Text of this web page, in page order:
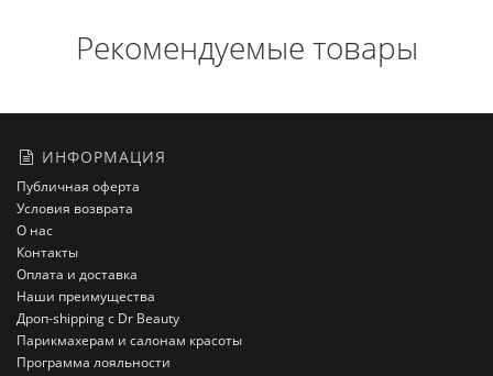
Рекомендуемые товары
ИНФОРМАЦИЯ
Публичная оферта
Условия возврата
О нас
Контакты
Оплата и доставка
Наши преимущества
Дроп-shipping с Dr Beauty
Парикмахерам и салонам красоты
Программа лояльности